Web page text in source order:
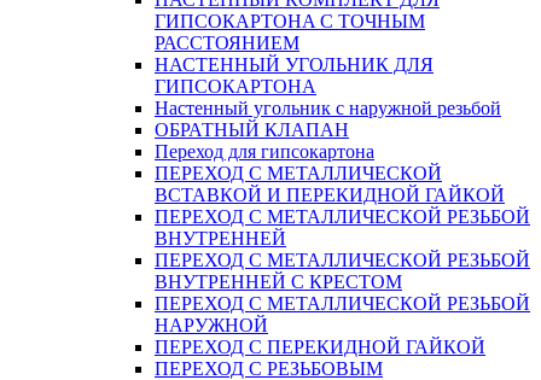
ГИПСОКАРТОНA С ТОЧНЫМ
РАССТОЯНИЕМ
НАСТЕННЫЙ УГОЛЬНИК ДЛЯ
ГИПСОКАРТОНА
Настенный угольник с наружной резьбой
ОБРАТНЫЙ КЛАПАН
Переход для гипсокартона
ПЕРЕХОД С МЕТАЛЛИЧЕСКОЙ
ВСТАВКОЙ И ПЕРЕКИДНОЙ ГАЙКОЙ
ПЕРЕХОД С МЕТАЛЛИЧЕСКОЙ РЕЗЬБОЙ
ВНУТРЕННЕЙ
ПЕРЕХОД С МЕТАЛЛИЧЕСКОЙ РЕЗЬБОЙ
ВНУТРЕННЕЙ С КРЕСТОМ
ПЕРЕХОД С МЕТАЛЛИЧЕСКОЙ РЕЗЬБОЙ
НАРУЖНОЙ
ПЕРЕХОД С ПЕРЕКИДНОЙ ГАЙКОЙ
ПЕРЕХОД С РЕЗЬБОВЫМ